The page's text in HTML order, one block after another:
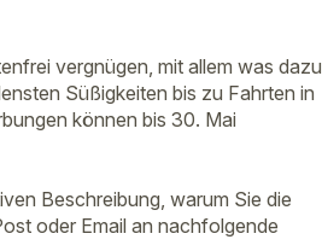
vergnügen, mit allem was dazu
Süßigkeiten bis zu Fahrten in
können bis 30. Mai
Beschreibung, warum Sie die
oder Email an nachfolgende